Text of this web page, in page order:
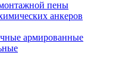
пены
анкеров
армированные